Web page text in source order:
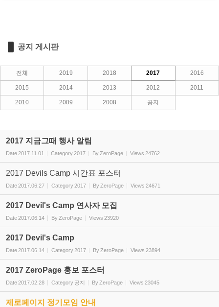
공지 게시판
전체 2019 2018 2017 2016
2015 2014 2013 2012 2011
2010 2009 2008 공지
2017 지금그때 행사 알림
Date2017.11.01 Category2017 By ZeroPage Views 24762
2017 Devils Camp 시간표 포스터
Date2017.06.27 Category2017 By ZeroPage Views 24671
2017 Devil's Camp 연사자 모집
Date2017.06.14 By ZeroPage Views 23920
2017 Devil's Camp
Date2017.06.14 Category2017 By ZeroPage Views 23894
2017 ZeroPage 홍보 포스터
Date2017.02.28 Category 공지 By ZeroPage Views 23045
제로페이지 정기모임 안내